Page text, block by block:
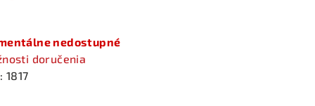
nedostupné
doručenia
1817